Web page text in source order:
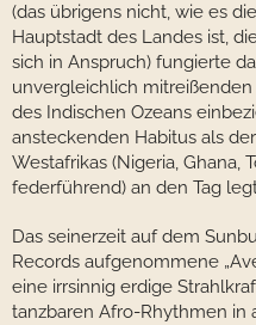
(das übrigens nicht, wie es
Hauptstadt des Landes ist,
sich in Anspruch) fungierte
unvergleichlich
des Indischen Ozeans
ansteckenden Habitus als
Westafrikas (Nigeria, Ghana,
federführend) an den Tag
Das seinerzeit auf dem
Records aufgenommene
eine irrsinnig erdige
tanzbaren Afro-Rhythmen in